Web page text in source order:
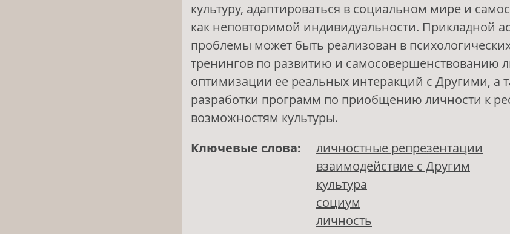
культуру, адаптироваться в социальном мире и
как неповторимой индивидуальности. Прикладной
проблемы может быть реализован в
тренингов по развитию и самосовершенствованию
оптимизации ее реальных интеракций с Другими, а
разработки программ по приобщению личности к
возможностям культуры.
Ключевые слова:
личностные репрезентации
взаимодействие с Другим
культура
социум
личность